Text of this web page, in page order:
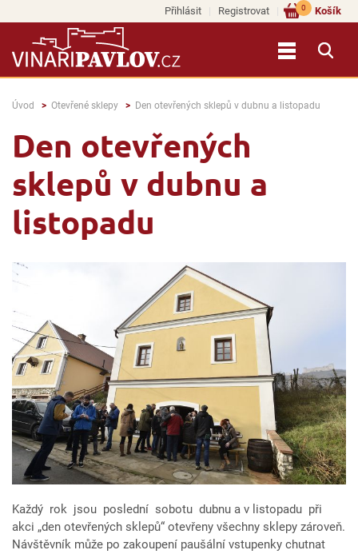
Přihlásit Registrovat Košík
0
Úvod Otevřené sklepy Den otevřených sklepů v dubnu a listopadu
Den otevřených
sklepů v dubnu a
listopadu
Každý rok jsou poslední sobotu dubnu a v listopadu při
akci „den otevřených sklepů“ otevřeny všechny sklepy zároveň.
Návštěvník může po zakoupení paušální vstupenky chutnat